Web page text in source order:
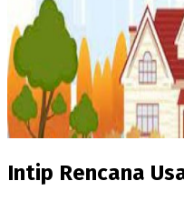
Intip Rencana